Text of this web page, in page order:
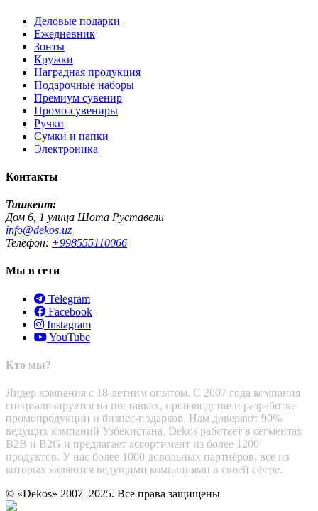
Деловые подарки
Ежедневник
Зонты
Кружки
Наградная продукция
Подарочные наборы
Премиум сувенир
Промо-сувениры
Ручки
Сумки и папки
Электроника
Контакты
Ташкент:
Дом 6, 1 улица Шота Руставели
info@dekos.uz
Телефон: +998555110066
Мы в сети
Telegram
Facebook
Instagram
YouTube
Кто мы?
Лидер компания с 18-летним опытом. С 2007 года компания
специализируется на поставках, производстве и разработке
промопродукции и бизнес-подарков. Нам доверяют 90%
ведущих компаний Узбекистана. Dekos работает в сегментах
B2B и B2G и предлагает ассортимент из более 1200
продуктов. У нас более 1000 довольных партнёров, все из
которых являются ведущими компаниями в своей сфере.
© «Dekos» 2007–2025. Все права защищены